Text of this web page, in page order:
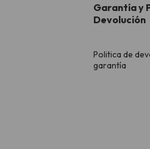
Garantía y
Devolución
Politica de
garantía